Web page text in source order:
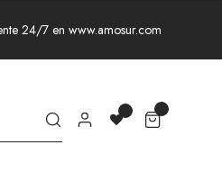
24/7 en www.amosur.com